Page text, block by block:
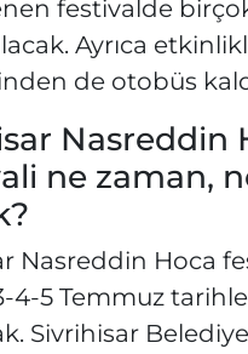
festivalde
Ayrıca
de otobüs
Nasreddin
ne zaman,
Nasreddin Hoca
4-5 Temmuz
Sivrihisar